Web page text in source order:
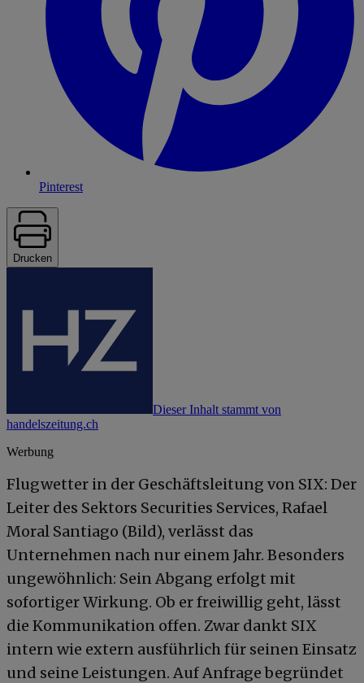
Pinterest
Drucken
Dieser Inhalt stammt von
handelszeitung.ch
Werbung
Flugwetter in der Geschäftsleitung von SIX: Der
Leiter des Sektors Securities Services, Rafael
Moral Santiago (Bild), verlässt das
Unternehmen nach nur einem Jahr. Besonders
ungewöhnlich: Sein Abgang erfolgt mit
sofortiger Wirkung. Ob er freiwillig geht, lässt
die Kommunikation offen. Zwar dankt SIX
intern wie extern ausführlich für seinen Einsatz
und seine Leistungen. Auf Anfrage begründet